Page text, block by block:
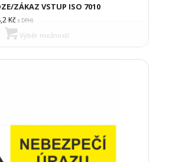
ZÁKAZ VSTUP ISO 7010
Kčs DPH)
Výběr možností